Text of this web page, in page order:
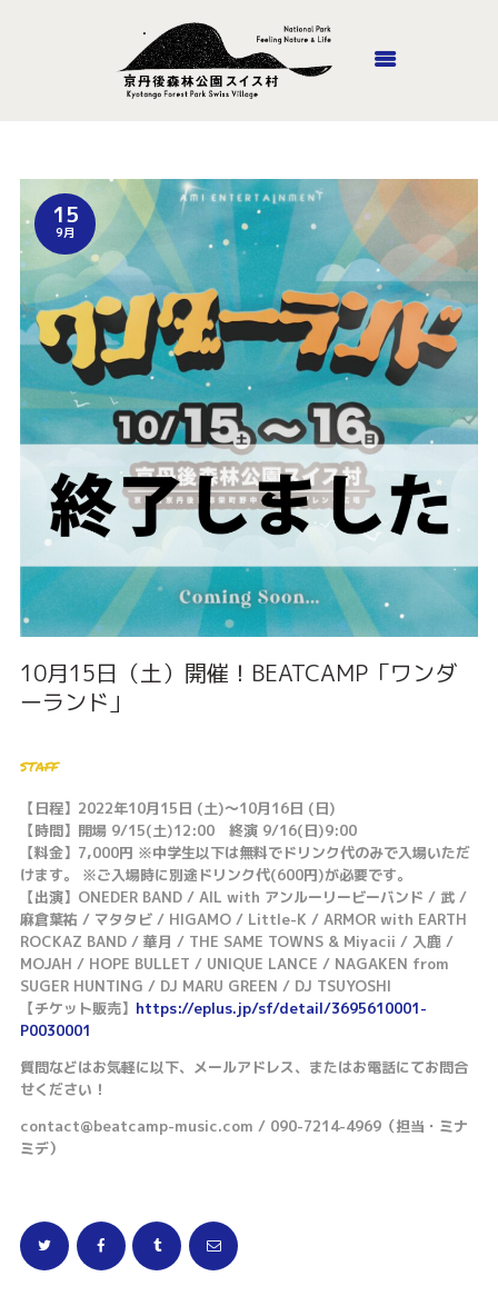
ホーム
丹後里山あそび隊
施設紹介
山頂ホテル・風のがっこう
京都
ロッジやまの家
アウトドア
アクセス
お問い合わせ
オンラインショップ
15
9月
10月15日（土）開催！BEATCAMP「ワンダ
ーランド」
staff
【日程】2022年10月15日 (土)〜10月16日 (日)
【時間】開場 9/15(土)12:00 終演 9/16(日)9:00
【料金】7,000円 ※中学生以下は無料でドリンク代のみで入場いただ
けます。 ※ご入場時に別途ドリンク代(600円)が必要です。
【出演】ONEDER BAND / AIL with アンルーリービーバンド / 武 /
麻倉葉祐 / マタタビ / HIGAMO / Little-K / ARMOR with EARTH
ROCKAZ BAND / 華月 / THE SAME TOWNS & Miyacii / 入鹿 /
MOJAH / HOPE BULLET / UNIQUE LANCE / NAGAKEN from
SUGER HUNTING / DJ MARU GREEN / DJ TSUYOSHI
【チケット販売】 https://eplus.jp/sf/detail/3695610001-
P0030001
質問などはお気軽に以下、メールアドレス、またはお電話にてお問合
せください！
contact@beatcamp-music.com / 090-7214-4969（担当・ミナ
ミデ）